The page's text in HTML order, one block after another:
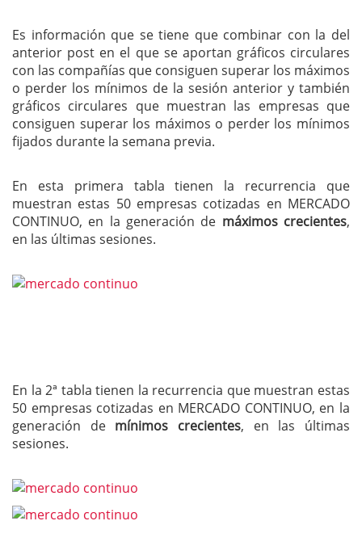
Es información que se tiene que combinar con la del
anterior post en el que se aportan gráficos circulares
con las compañías que consiguen superar los máximos
o perder los mínimos de la sesión anterior y también
gráficos circulares que muestran las empresas que
consiguen superar los máximos o perder los mínimos
fijados durante la semana previa.
En esta primera tabla tienen la recurrencia que
muestran estas 50 empresas cotizadas en MERCADO
CONTINUO, en la generación de máximos crecientes,
en las últimas sesiones.
En la 2ª tabla tienen la recurrencia que muestran estas
50 empresas cotizadas en MERCADO CONTINUO, en la
generación de mínimos crecientes, en las últimas
sesiones.